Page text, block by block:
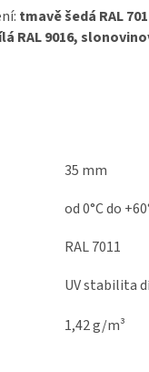
tmavě šedá RAL
RAL 9016,
35 mm
od 0°C do
RAL 7011
UV stabilita
1,42 g/m³